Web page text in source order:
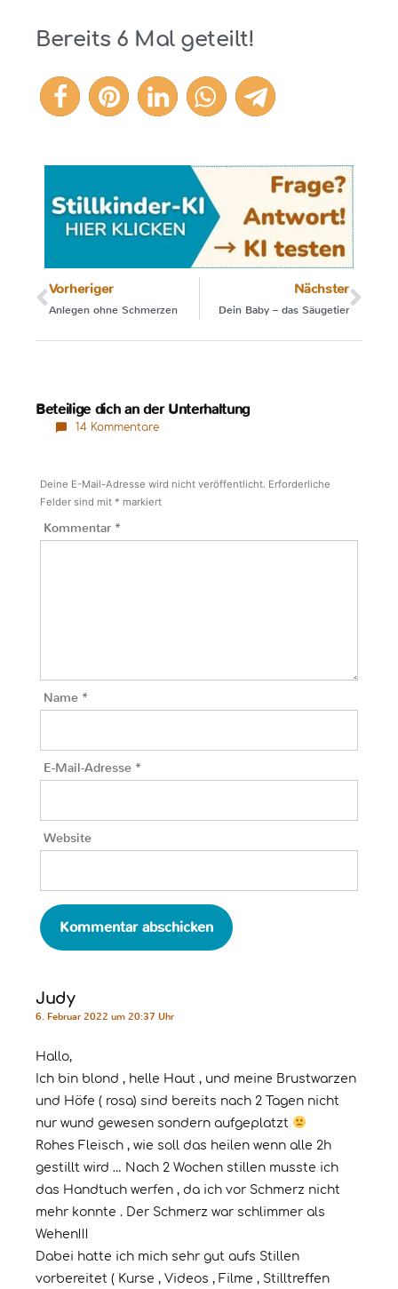
Bereits 6 Mal geteilt!
6
Vorheriger
Anlegen ohne Schmerzen
Nächster
Dein Baby – das Säugetier
Beteilige dich an der Unterhaltung
14 Kommentare
Deine E-Mail-Adresse wird nicht veröffentlicht. Erforderliche
Felder sind mit * markiert
Kommentar *
Name *
E-Mail-Adresse *
Website
Judy
6. Februar 2022 um 20:37 Uhr
Hallo,
Ich bin blond , helle Haut , und meine Brustwarzen
und Höfe ( rosa) sind bereits nach 2 Tagen nicht
nur wund gewesen sondern aufgeplatzt
Rohes Fleisch , wie soll das heilen wenn alle 2h
gestillt wird … Nach 2 Wochen stillen musste ich
das Handtuch werfen , da ich vor Schmerz nicht
mehr konnte . Der Schmerz war schlimmer als
Wehen!!!
Dabei hatte ich mich sehr gut aufs Stillen
vorbereitet ( Kurse , Videos , Filme , Stilltreffen